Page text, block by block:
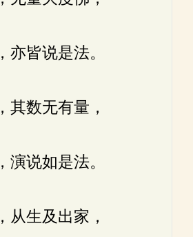
亦皆说是法。
其数无有量，
演说如是法。
从生及出家，